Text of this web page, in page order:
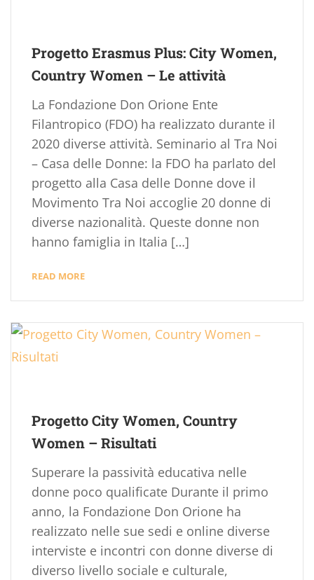
Progetto Erasmus Plus: City Women,
Country Women – Le attività
La Fondazione Don Orione Ente
Filantropico (FDO) ha realizzato durante il
2020 diverse attività. Seminario al Tra Noi
– Casa delle Donne: la FDO ha parlato del
progetto alla Casa delle Donne dove il
Movimento Tra Noi accoglie 20 donne di
diverse nazionalità. Queste donne non
hanno famiglia in Italia […]
READ MORE
Progetto City Women, Country
Women – Risultati
Superare la passività educativa nelle
donne poco qualificate Durante il primo
anno, la Fondazione Don Orione ha
realizzato nelle sue sedi e online diverse
interviste e incontri con donne diverse di
diverso livello sociale e culturale,